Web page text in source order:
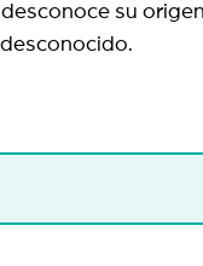
su